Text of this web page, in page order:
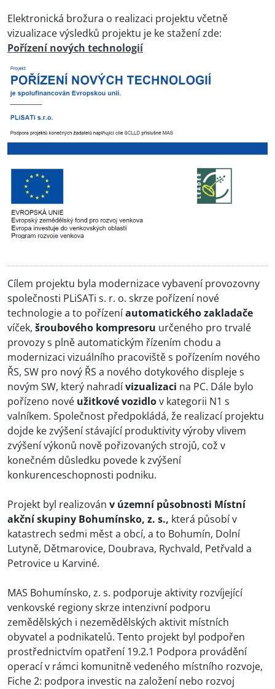
Elektronická brožura o realizaci projektu včetně
vizualizace výsledků projektu je ke stažení zde:
Pořízení nových technologií
Cílem projektu byla modernizace vybavení provozovny
společnosti PLiSATi s. r. o. skrze pořízení nové
technologie a to pořízeníautomatického zakladače
víček, šroubového kompresoru určeného pro trvalé
provozy s plně automatickým řízením chodu a
modernizaci vizuálního pracoviště s pořízením nového
ŘS, SW pro nový ŘS a nového dotykového displeje s
novým SW, který nahradívizualizaci na PC. Dále bylo
pořízeno nové užitkové vozidlov kategorii N1 s
valníkem. Společnost předpokládá, že realizací projektu
dojde ke zvýšení stávající produktivity výroby vlivem
zvýšení výkonů nově pořizovaných strojů, což v
konečném důsledku povede k zvýšení
konkurenceschopnosti podniku.
Projekt byl realizován v územní působnosti Místní
akční skupiny Bohumínsko, z. s., která působí v
katastrech sedmi měst a obcí, a to Bohumín, Dolní
Lutyně, Dětmarovice, Doubrava, Rychvald, Petřvald a
Petrovice u Karviné.
MAS Bohumínsko, z. s. podporuje aktivity rozvíjející
venkovské regiony skrze intenzivní podporu
zemědělských i nezemědělských aktivit místních
obyvatel a podnikatelů. Tento projekt byl podpořen
prostřednictvím opatření 19.2.1 Podpora provádění
operací v rámci komunitně vedeného místního rozvoje,
Fiche 2: podpora investic na založení nebo rozvoj